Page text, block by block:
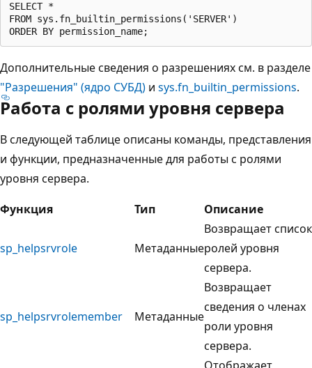
SELECT *
FROM sys.fn_builtin_permissions('SERVER')
Дополнительные сведения о разрешениях см. в разделе
"Разрешения" (ядро СУБД) и sys.fn_builtin_permissions.
Работа с ролями уровня сервера
В следующей таблице описаны команды, представления
и функции, предназначенные для работы с ролями
уровня сервера.
Функция
Тип Описание
sp_helpsrvrole Метаданные
Возвращает список
ролей уровня
сервера.
sp_helpsrvrolemember Метаданные
Возвращает
сведения о членах
роли уровня
сервера.